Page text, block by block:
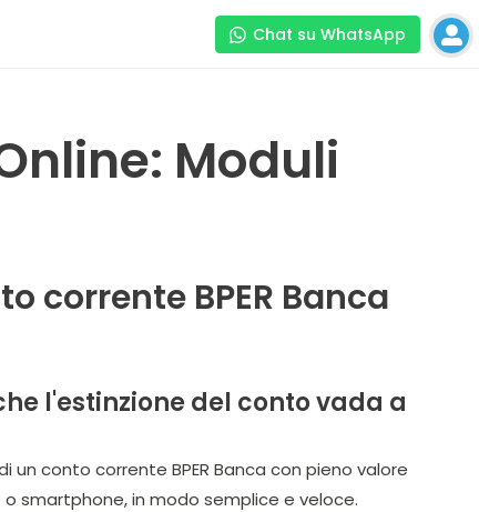
Chat su WhatsApp
Moduli
corrente BPER Banca
l'estinzione del conto vada a
conto corrente BPER Banca con pieno valore
smartphone, in modo semplice e veloce.